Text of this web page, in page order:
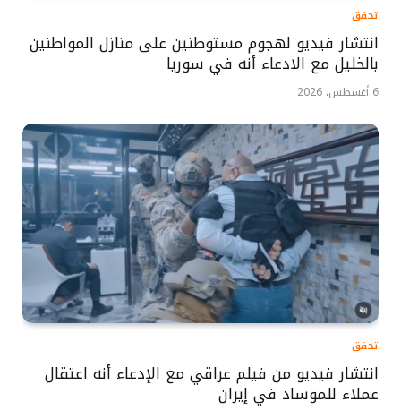
تحقق
انتشار فيديو لهجوم مستوطنين على منازل المواطنين
بالخليل مع الادعاء أنه في سوريا
6 أغسطس، 2026
تحقق
انتشار فيديو من فيلم عراقي مع الإدعاء أنه اعتقال
عملاء للموساد في إيران